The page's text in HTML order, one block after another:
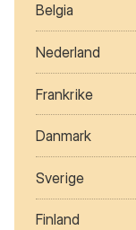
Belgia
Nederland
Frankrike
Danmark
Sverige
Finland